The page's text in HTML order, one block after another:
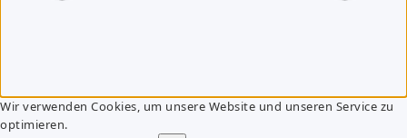
Wir verwenden Cookies, um unsere Website und unseren Service zu
optimieren.